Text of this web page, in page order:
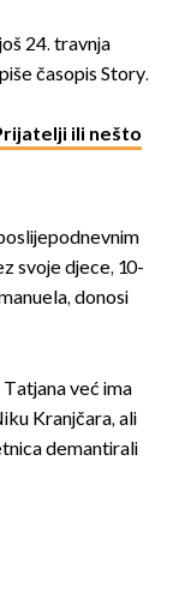
24. travnja
časopis Story.
ili nešto
svoje djece, 10-
donosi
već ima
Kranjčara, ali
demantirali